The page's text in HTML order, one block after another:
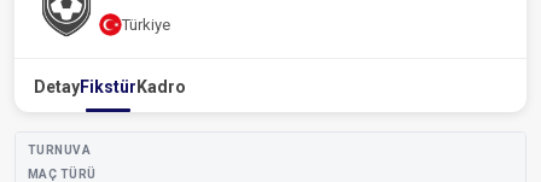
Türkiye
DetayFikstür Kadro
TURNUVA
MAÇ TÜRÜ